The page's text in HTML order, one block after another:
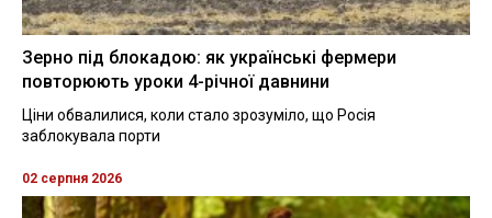
Зерно під блокадою: як українські фермери
повторюють уроки 4-річної давнини
Ціни обвалилися, коли стало зрозуміло, що Росія
заблокувала порти
02 серпня 2026